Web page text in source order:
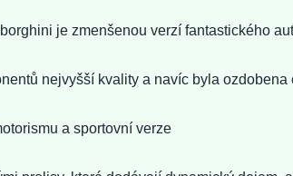
je zmenšenou verzí fantastického
nejvyšší kvality a navíc byla
a sportovní verze